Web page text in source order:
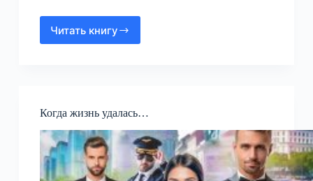
Читать книгу
Двойная
Когда жизнь удалась…